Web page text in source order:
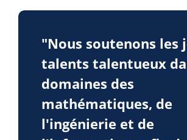
"Nous soutenons les
talents talentueux
domaines des
mathématiques, de
l'ingénierie et de